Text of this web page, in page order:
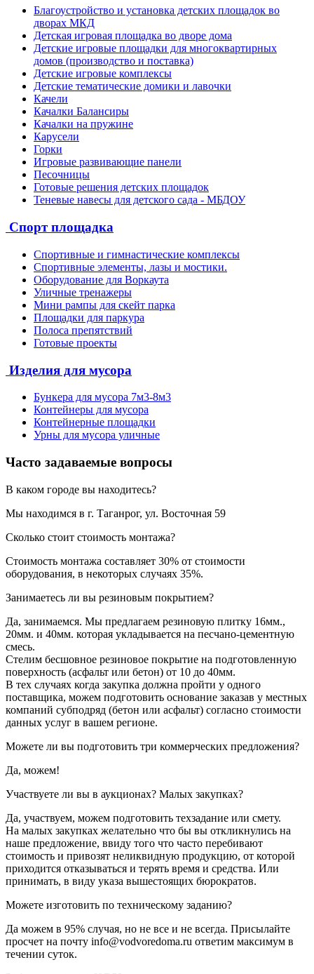
Благоустройство и установка детских площадок во
дворах МКД
Детская игровая площадка во дворе дома
Детские игровые площадки для многоквартирных
домов (производство и поставка)
Детские игровые комплексы
Детские тематические домики и лавочки
Качели
Качалки Балансиры
Качалки на пружине
Карусели
Горки
Игровые развивающие панели
Песочницы
Готовые решения детских площадок
Теневые навесы для детского сада - МБДОУ
Спорт площадка
Спортивные и гимнастические комплексы
Спортивные элементы, лазы и мостики.
Оборудование для Воркаута
Уличные тренажеры
Мини рампы для скейт парка
Площадки для паркура
Полоса препятствий
Готовые проекты
Изделия для мусора
Бункера для мусора 7м3-8м3
Контейнеры для мусора
Контейнерные площадки
Урны для мусора уличные
Часто задаваемые вопросы
В каком городе вы находитесь?
Мы находимся в г. Таганрог, ул. Восточная 59
Сколько стоит стоимость монтажа?
Стоимость монтажа составляет 30% от стоимости
оборудования, в некоторых случаях 35%.
Занимаетесь ли вы резиновым покрытием?
Да, занимаемся. Мы предлагаем резиновую плитку 16мм.,
20мм. и 40мм. которая укладывается на песчано-цементную
смесь.
Стелим бесшовное резиновое покрытие на подготовленную
поверхность (асфальт или бетон) от 10 до 40мм.
В тех случаях когда закупка должна пройти у одного
поставщика, можем подготовить основание заказав у местных
компаний субподряд (бетон или асфальт) согласно стоимости
данных услуг в вашем регионе.
Можете ли вы подготовить три коммерческих предложения?
Да, можем!
Участвуете ли вы в аукционах? Малых закупках?
Да, участвуем, можем подготовить техзадание или смету.
На малых закупках желательно что бы вы откликнулись на
наше предложение, ввиду того что часто перебивают
стоимость и привозят неликвидную продукцию, от которой
приходится отказываться и терять время и средства. Или
принимать, в виду указа вышестоящих бюрократов.
Можете изготовить по техническому заданию?
Да можем в 95% случая, но не все и не всегда. Присылайте
просчет на почту info@vodvoredoma.ru ответим максимум в
течении суток.